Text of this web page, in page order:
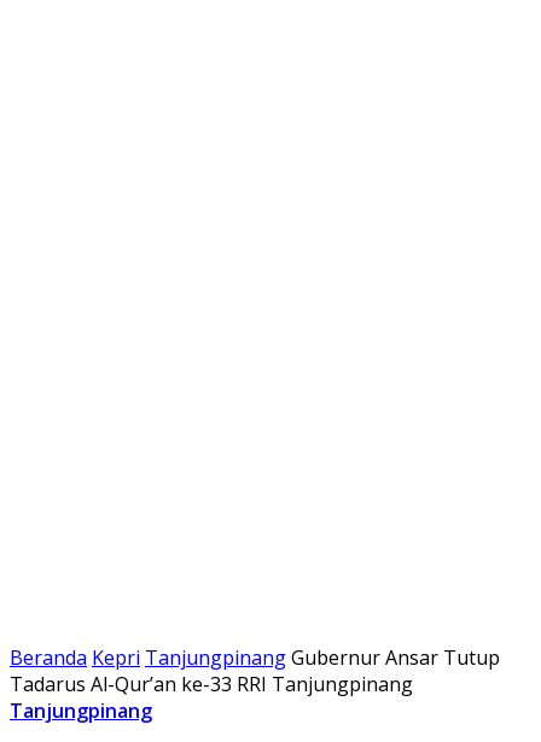
Beranda Kepri TanjungpinangGubernur Ansar Tutup
Tadarus Al-Qur’an ke-33 RRI Tanjungpinang
Tanjungpinang